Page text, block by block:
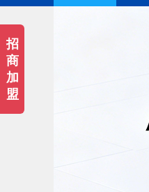
招
商
加
盟